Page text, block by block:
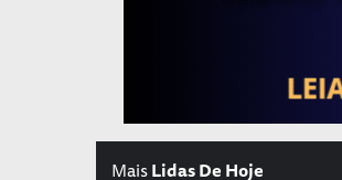
MaisLidas De Hoje